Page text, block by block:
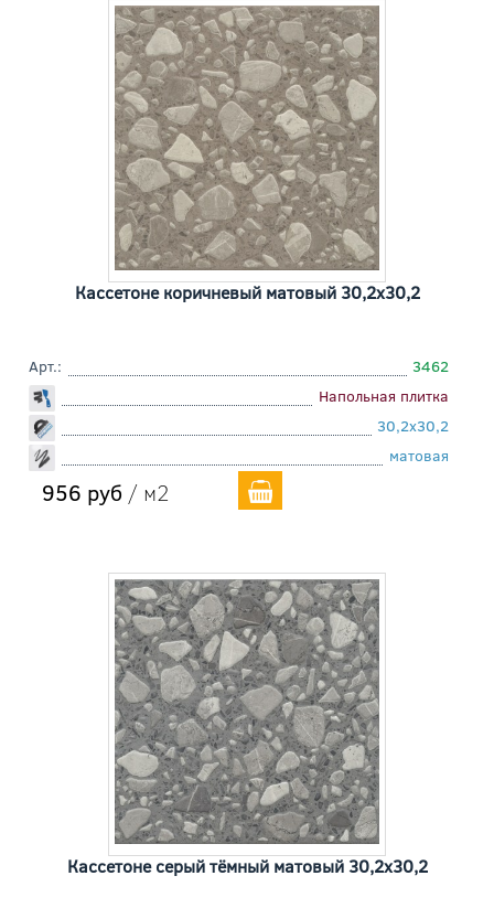
Кассетоне коричневый матовый 30,2x30,2
Арт.:
3462
Напольная плитка
30,2x30,2
матовая
956 руб / м2
Кассетоне серый тёмный матовый 30,2x30,2